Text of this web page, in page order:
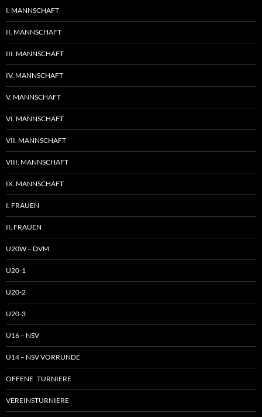
I. MANNSCHAFT
II. MANNSCHAFT
III. MANNSCHAFT
IV. MANNSCHAFT
V. MANNSCHAFT
VI. MANNSCHAFT
VII. MANNSCHAFT
VIII. MANNSCHAFT
IX. MANNSCHAFT
I. FRAUEN
II. FRAUEN
U20W – DVM
U20-1
U20-2
U20-3
U16 – NSV
U14 – NSV VORRUNDE
OFFENE TURNIERE
VEREINSTURNIERE